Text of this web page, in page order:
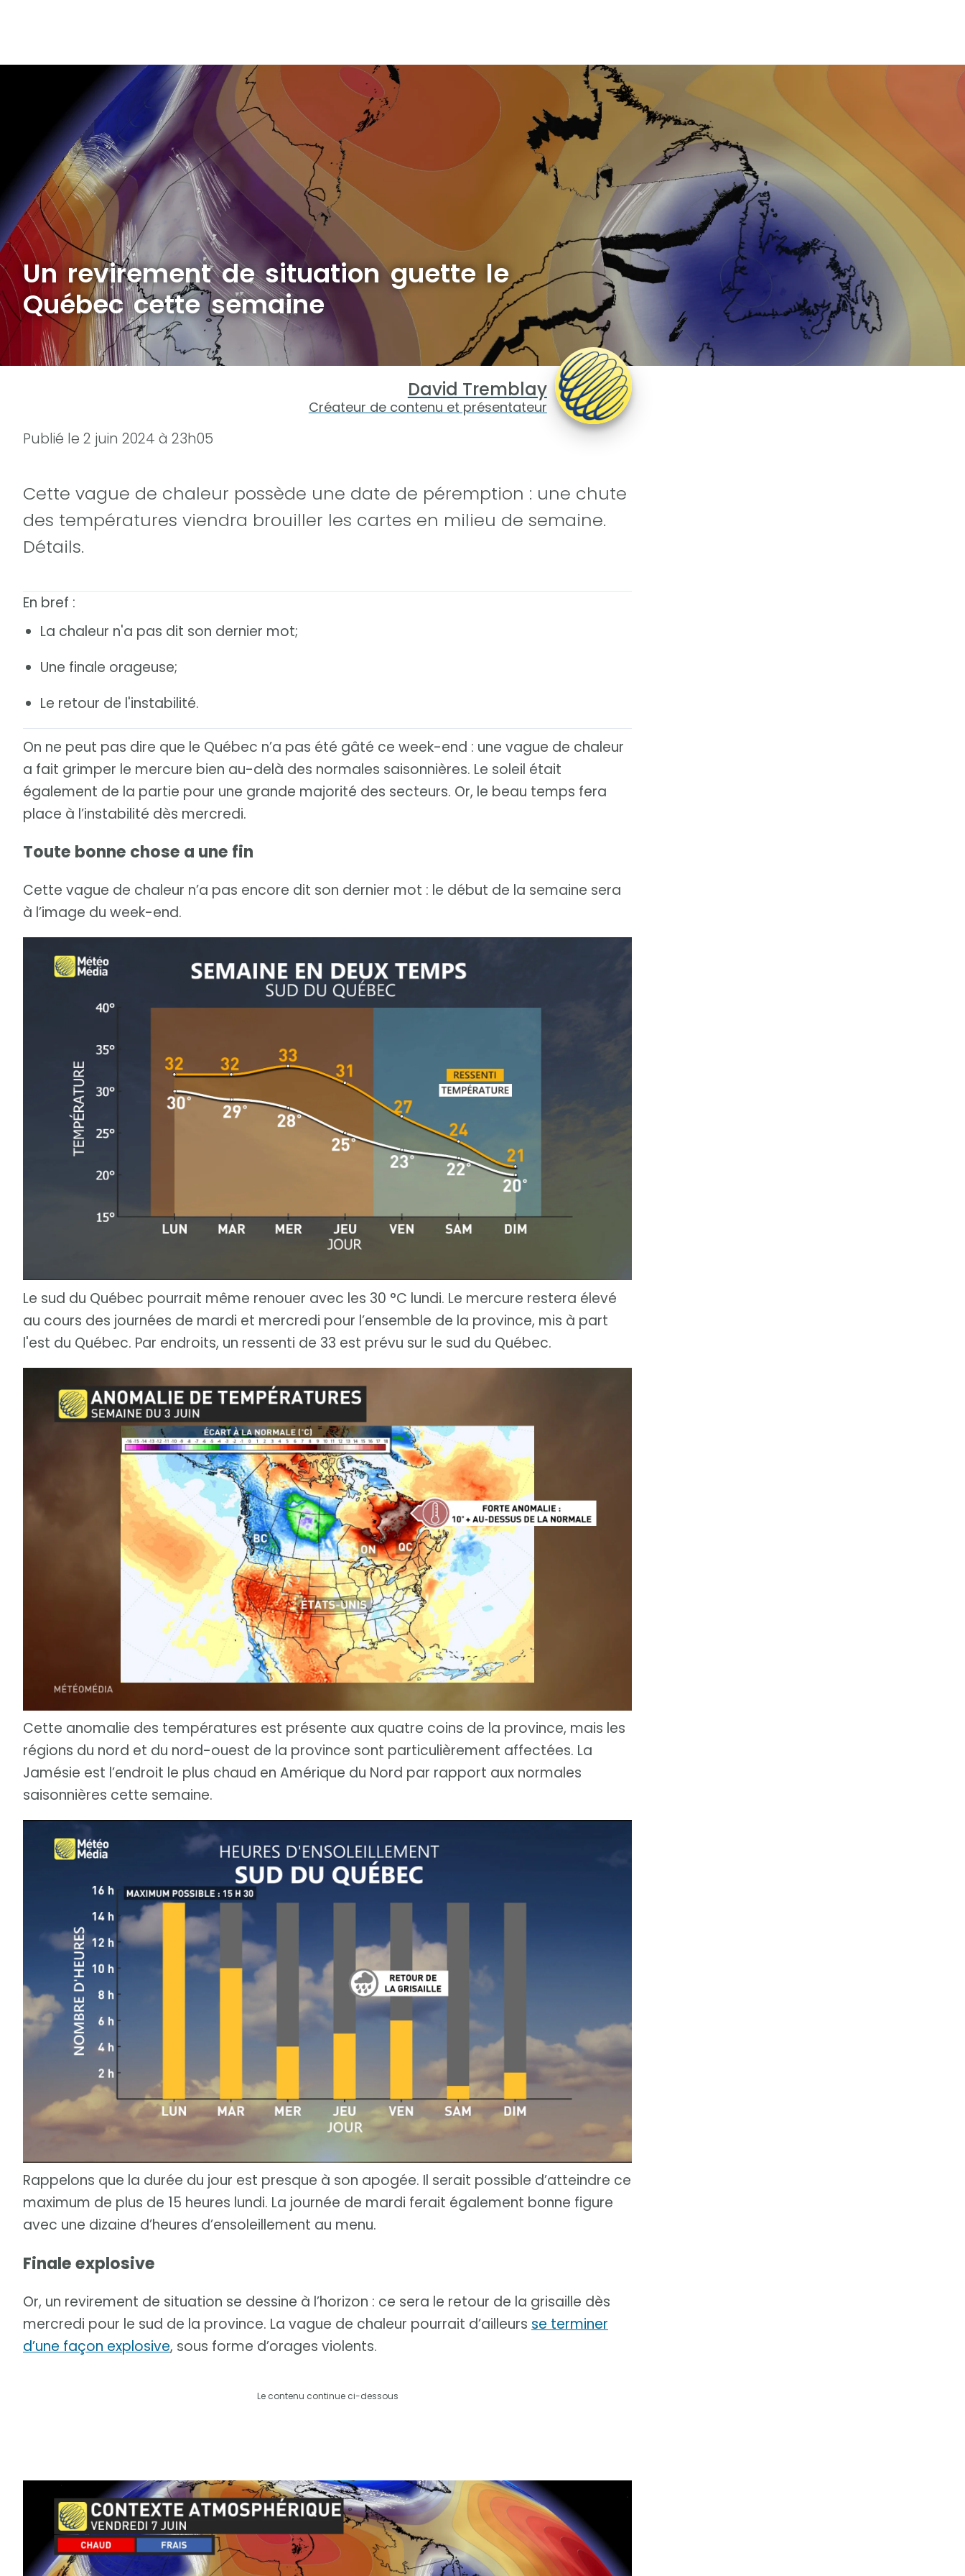
Un revirement de situation guette le
Québec cette semaine
David Tremblay
Créateur de contenu et présentateur
Publié le 2 juin 2024 à 23h05
Cette vague de chaleur possède une date de péremption : une chute
des températures viendra brouiller les cartes en milieu de semaine.
Détails.
En bref :
La chaleur n'a pas dit son dernier mot;
Une finale orageuse;
Le retour de l'instabilité.
On ne peut pas dire que le Québec n’a pas été gâté ce week-end : une vague de chaleur
a fait grimper le mercure bien au-delà des normales saisonnières. Le soleil était
également de la partie pour une grande majorité des secteurs. Or, le beau temps fera
place à l’instabilité dès mercredi.
Toute bonne chose a une fin
Cette vague de chaleur n’a pas encore dit son dernier mot : le début de la semaine sera
à l’image du week-end.
Le sud du Québec pourrait même renouer avec les 30 °C lundi. Le mercure restera élevé
au cours des journées de mardi et mercredi pour l’ensemble de la province, mis à part
l'est du Québec. Par endroits, un ressenti de 33 est prévu sur le sud du Québec.
Cette anomalie des températures est présente aux quatre coins de la province, mais les
régions du nord et du nord-ouest de la province sont particulièrement affectées. La
Jamésie est l’endroit le plus chaud en Amérique du Nord par rapport aux normales
saisonnières cette semaine.
Rappelons que la durée du jour est presque à son apogée. Il serait possible d’atteindre ce
maximum de plus de 15 heures lundi. La journée de mardi ferait également bonne figure
avec une dizaine d’heures d’ensoleillement au menu.
Finale explosive
Or, un revirement de situation se dessine à l’horizon : ce sera le retour de la grisaille dès
mercredi pour le sud de la province. La vague de chaleur pourrait d’ailleurs se terminer
d’une façon explosive, sous forme d’orages violents.
Le contenu continue ci-dessous